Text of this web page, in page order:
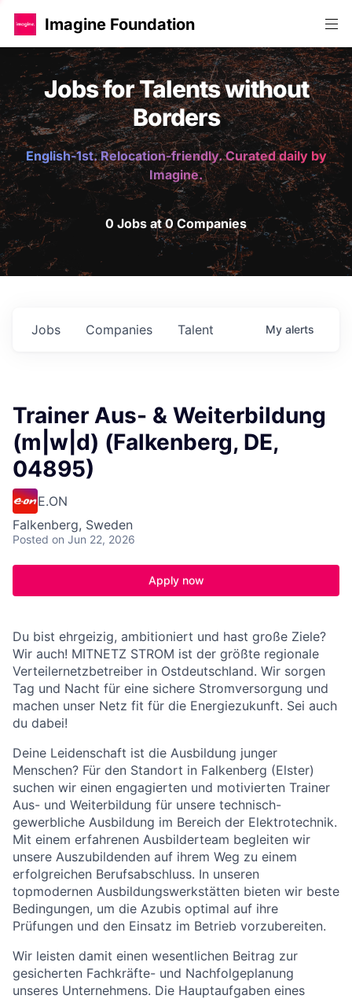
Imagine Foundation
Jobs for Talents without
Borders
English-1st. Relocation-friendly. Curated daily by
Imagine.
0 Jobs at 0 Companies
Jobs Companies Talent My alerts
Trainer Aus- & Weiterbildung
(m|w|d) (Falkenberg, DE,
04895)
E.ON
Falkenberg, Sweden
Posted on Jun 22, 2026
Apply now
Du bist ehrgeizig, ambitioniert und hast große Ziele?
Wir auch! MITNETZ STROM ist der größte regionale
Verteilernetzbetreiber in Ostdeutschland. Wir sorgen
Tag und Nacht für eine sichere Stromversorgung und
machen unser Netz fit für die Energiezukunft. Sei auch
du dabei!
Deine Leidenschaft ist die Ausbildung junger
Menschen? Für den Standort in Falkenberg (Elster)
suchen wir einen engagierten und motivierten Trainer
Aus- und Weiterbildung für unsere technisch-
gewerbliche Ausbildung im Bereich der Elektrotechnik.
Mit einem erfahrenen Ausbilderteam begleiten wir
unsere Auszubildenden auf ihrem Weg zu einem
erfolgreichen Berufsabschluss. In unseren
topmodernen Ausbildungswerkstätten bieten wir beste
Bedingungen, um die Azubis optimal auf ihre
Prüfungen und den Einsatz im Betrieb vorzubereiten.
Wir leisten damit einen wesentlichen Beitrag zur
gesicherten Fachkräfte- und Nachfolgeplanung
unseres Unternehmens. Die Hauptaufgaben eines